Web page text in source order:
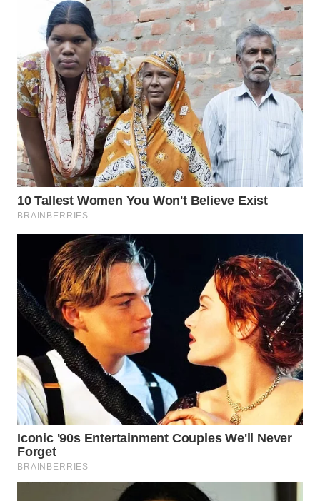
WN
MALUT
WN
DAIRI
WN
DANAU
TOBA
WN
NIAS
WN
LANGKAT
WN
TAPANULI
SELATAN
WN
TANJUNG
LESUNG
WN
KARO